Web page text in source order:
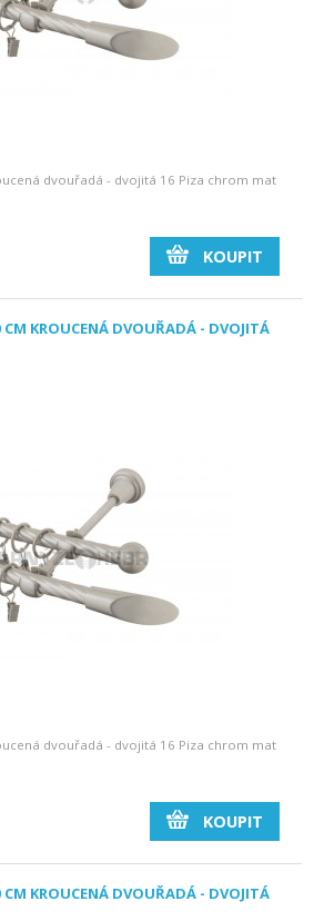
dvouřadá - dvojitá 16 Piza chrom mat
KOUPIT
KROUCENÁ DVOUŘADÁ - DVOJITÁ
dvouřadá - dvojitá 16 Piza chrom mat
KOUPIT
KROUCENÁ DVOUŘADÁ - DVOJITÁ